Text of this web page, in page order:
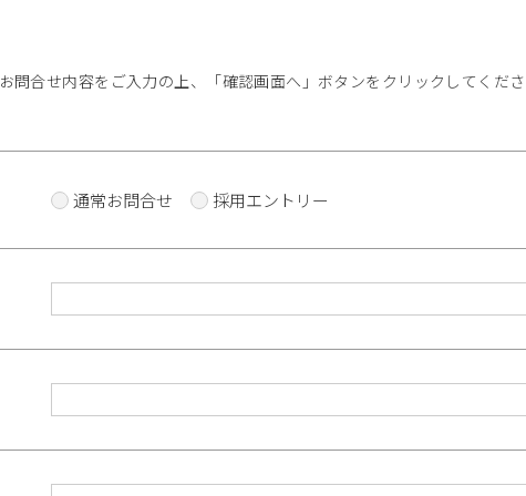
お問合せ内容をご入力の上、「確認画面へ」ボタンをクリックしてくだ
通常お問合せ 採用エントリー